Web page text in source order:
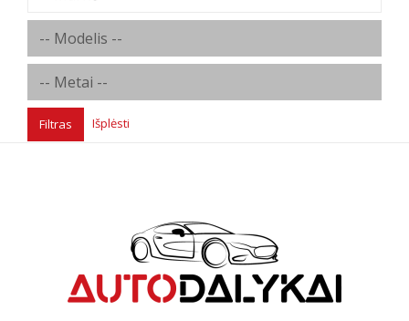
Filtras Išplėsti